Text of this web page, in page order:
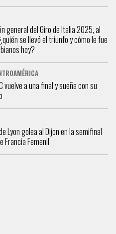
general del Giro de Italia 2025, al
se llevó el triunfo y cómo le fue
hoy?
vuelve a una final y sueña con su
Lyon golea al Dijon en la semifinal
Francia Femenil